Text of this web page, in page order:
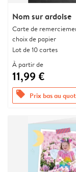
Nom sur ardoise
Carte de
choix de papier
Lot de 10 cartes
À partir de
11,99 €
offers Prix bas au